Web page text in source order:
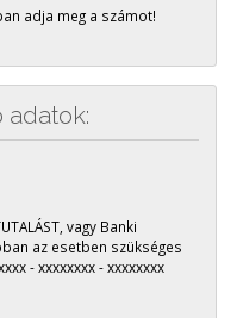
adja meg a számot!
adatok:
vagy Banki
az esetben szükséges
- xxxxxxxx - xxxxxxxx